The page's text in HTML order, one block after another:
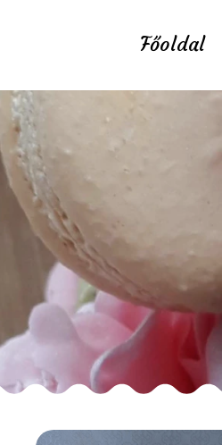
Főoldal